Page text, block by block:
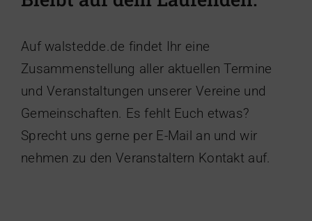
Auf walstedde.de findet Ihr eine
Zusammenstellung aller aktuellen Termine
und Veranstaltungen unserer Vereine und
Gemeinschaften. Es fehlt Euch etwas?
Sprecht uns gerne per E-Mail an und wir
nehmen zu den Veranstaltern Kontakt auf.